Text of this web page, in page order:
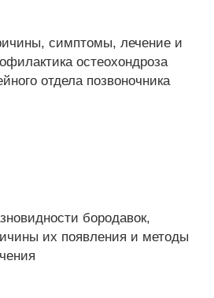
симптомы, лечение и
остеохондроза
отдела позвоночника
бородавок,
их появления и методы